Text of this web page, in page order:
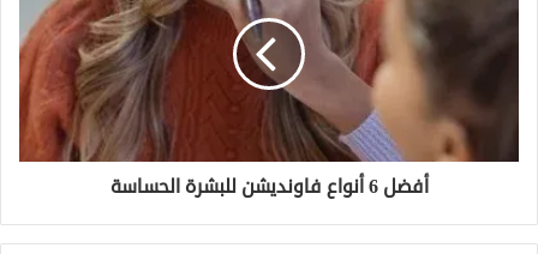
أفضل 6 أنواع فاونديشن للبشرة الحساسة